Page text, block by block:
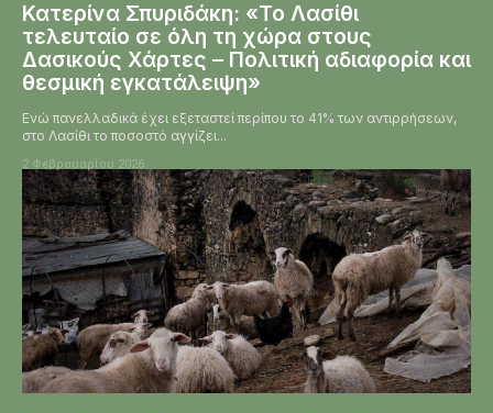
Κατερίνα Σπυριδάκη: «Το Λασίθι
τελευταίο σε όλη τη χώρα στους
Δασικούς Χάρτες – Πολιτική αδιαφορία και
θεσμική εγκατάλειψη»
Ενώ πανελλαδικά έχει εξεταστεί περίπου το 41% των αντιρρήσεων,
στο Λασίθι το ποσοστό αγγίζει...
2 Φεβρουαρίου 2026